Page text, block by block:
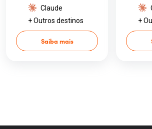
Claude
+ Outros destinos
Saiba mais
+